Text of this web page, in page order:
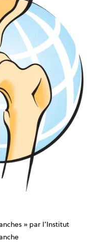
» par l’Institut